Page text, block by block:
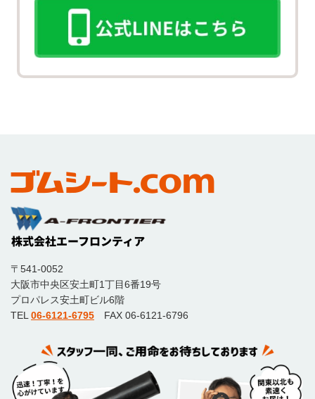
〒541-0052
大阪市中央区安土町1丁目6番19号
プロパレス安土町ビル6階
TEL06-6121-6795 FAX 06-6121-6796